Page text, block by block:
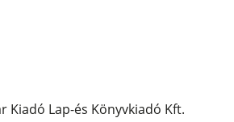
Kiadó Lap-és Könyvkiadó Kft.